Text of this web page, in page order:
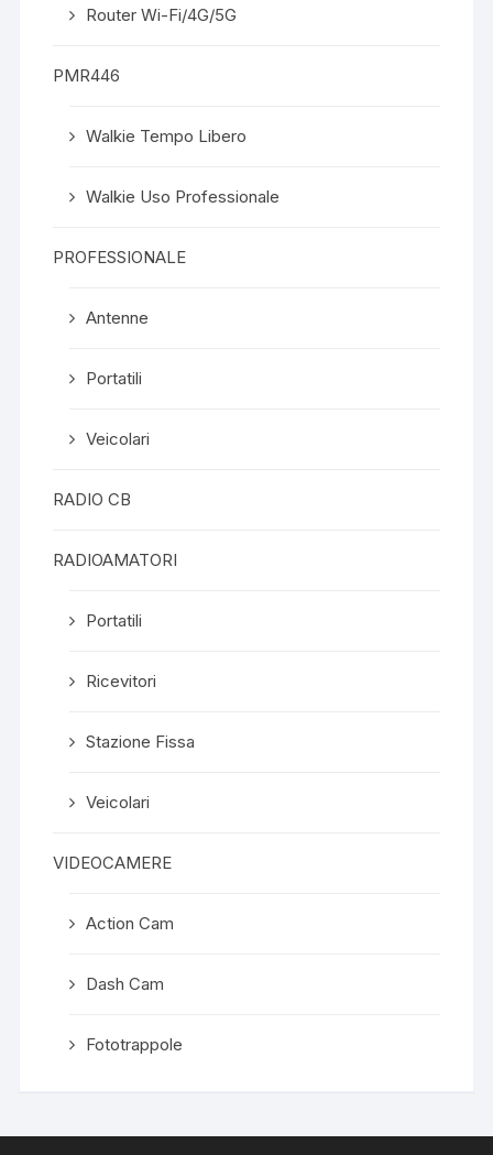
Router Wi-Fi/4G/5G
PMR446
Walkie Tempo Libero
Walkie Uso Professionale
PROFESSIONALE
Antenne
Portatili
Veicolari
RADIO CB
RADIOAMATORI
Portatili
Ricevitori
Stazione Fissa
Veicolari
VIDEOCAMERE
Action Cam
Dash Cam
Fototrappole